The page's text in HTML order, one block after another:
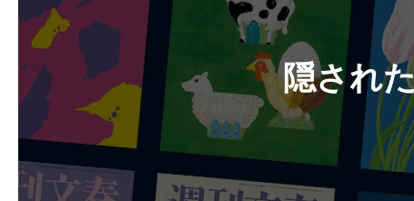
「90%は失敗する。でも…」本田圭佑が初め
終戦から81年
おすすめのキ
#藤田晋 #三
#玉木雄一郎
隠された